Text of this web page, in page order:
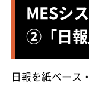
MESシ
②「日報
日報を紙ベース